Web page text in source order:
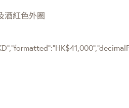
酒紅色外圈